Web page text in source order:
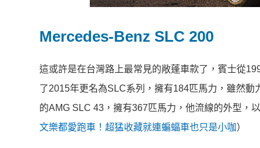
Mercedes-Benz SLC 200
這或許是在台灣路上最常見的敞蓬車款了，賓士從
了2015年更名為SLC系列，擁有184匹馬力，雖然
的AMG SLC 43，擁有367匹馬力，他流線的外型，
文樂都愛跑車！超猛收藏就連蝙蝠車也只是小咖）